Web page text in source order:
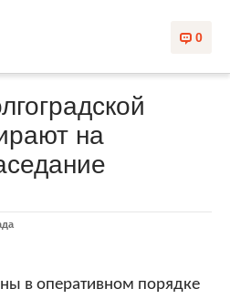
0
на
в оперативном порядке